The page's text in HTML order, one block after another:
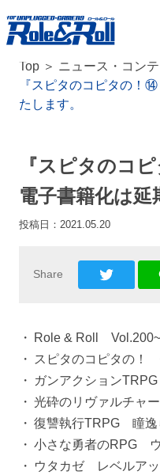
Top
ニュース・コン
『スピタのコピタの！
たします。
『スピタのコ
電子書籍化は延
投稿日： 2021.05.20
Share
Role & Roll
スピタのコピタの
ガンアクション
光砕のリヴァルチャー
復讐執行TRPG 瞳逸
小さな勇者のRPG
ウタカゼ レベルアッ